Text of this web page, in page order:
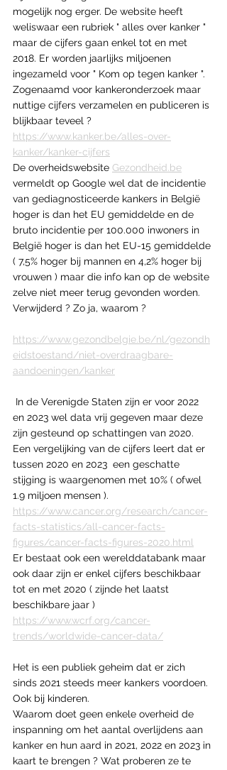
mogelijk nog erger. De website heeft
weliswaar een rubriek " alles over kanker "
maar de cijfers gaan enkel tot en met
2018. Er worden jaarlijks miljoenen
ingezameld voor " Kom op tegen kanker ".
Zogenaamd voor kankeronderzoek maar
nuttige cijfers verzamelen en publiceren is
blijkbaar teveel ?
https://www.kanker.be/alles-over-
kanker/kanker-cijfers
De overheidswebsite Gezondheid.be
vermeldt op Google wel dat de incidentie
van gediagnosticeerde kankers in België
hoger is dan het EU gemiddelde en de
bruto incidentie per 100.000 inwoners in
België hoger is dan het EU-15 gemiddelde
( 7,5% hoger bij mannen en 4,2% hoger bij
vrouwen ) maar die info kan op de website
zelve niet meer terug gevonden worden.
Verwijderd ? Zo ja, waarom ?
https://www.gezondbelgie.be/nl/gezondh
eidstoestand/niet-overdraagbare-
aandoeningen/kanker
en 2023 wel data vrij gegeven maar deze
zijn gesteund op schattingen van 2020.
Een vergelijking van de cijfers leert dat er
tussen 2020 en 2023  een geschatte
stijging is waargenomen met 10% ( ofwel
1.9 miljoen mensen ).
https://www.cancer.org/research/cancer-
facts-statistics/all-cancer-facts-
figures/cancer-facts-figures-2020.html
Er bestaat ook een werelddatabank maar
ook daar zijn er enkel cijfers beschikbaar
tot en met 2020 ( zijnde het laatst
beschikbare jaar )
https://www.wcrf.org/cancer-
trends/worldwide-cancer-data/
Het is een publiek geheim dat er zich
sinds 2021 steeds meer kankers voordoen.
Ook bij kinderen.
Waarom doet geen enkele overheid de
inspanning om het aantal overlijdens aan
kanker en hun aard in 2021, 2022 en 2023 in
kaart te brengen ? Wat proberen ze te